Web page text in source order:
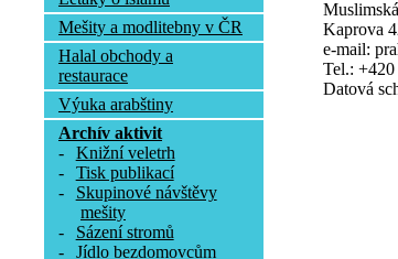
Mešity a modlitebny v ČR
Halal obchody a
restaurace
Výuka arabštiny
Archív aktivit
-
Knižní veletrh
-
Tisk publikací
-
Skupinové návštěvy
mešity
-
Sázení stromů
-
Jídlo bezdomovcům
Kaprova
e-mail:
Tel.: +420
Datová